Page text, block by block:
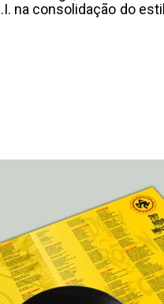
na consolidação do